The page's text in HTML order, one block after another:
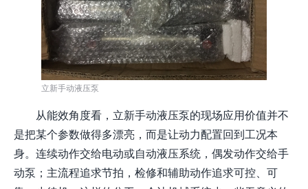
立新手动液压泵
从能效角度看，立新手动液压泵的现场应用价值并不
是把某个参数做得多漂亮，而是让动力配置回到工况本
身。连续动作交给电动或自动液压系统，偶发动作交给手
动泵；主流程追求节拍，检修和辅助动作追求可控、可